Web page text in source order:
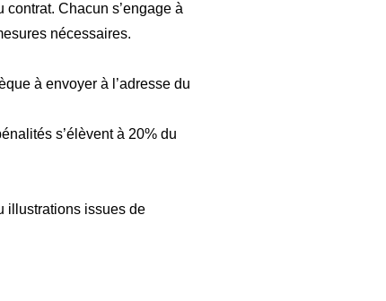
Chacun s’engage à
nécessaires.
à envoyer à l’adresse du
s’élèvent à 20% du
illustrations issues de